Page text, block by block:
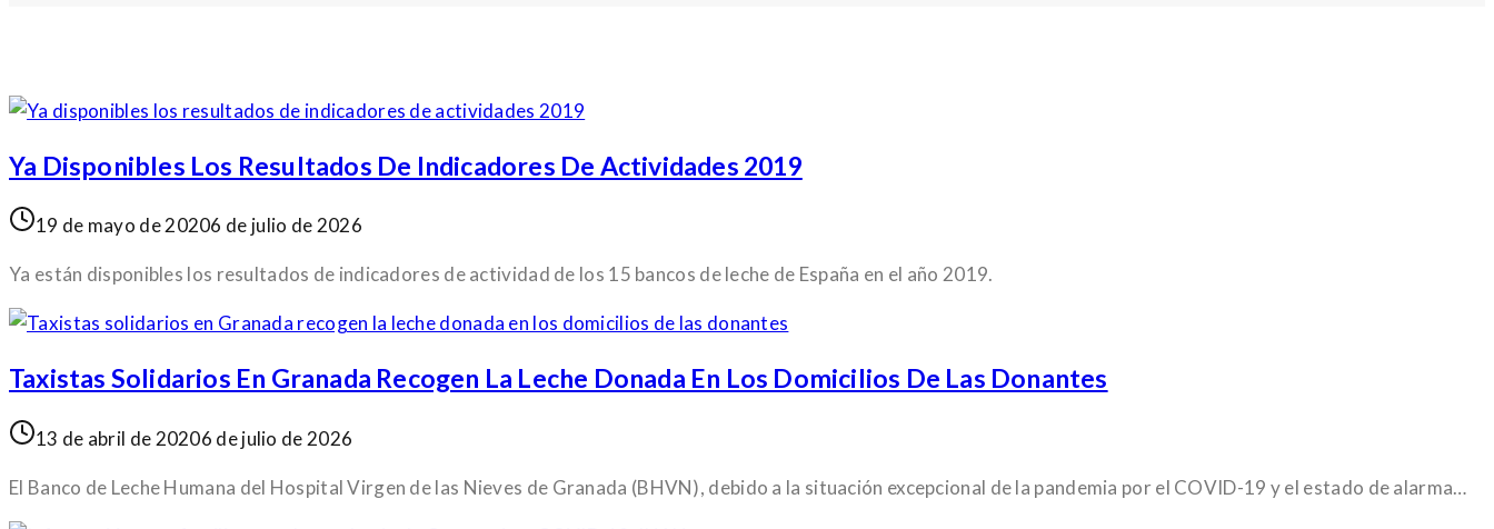
Ya Disponibles Los Resultados De Indicadores De Actividades 2019
19 de mayo de 20206 de julio de 2026
Ya están disponibles los resultados de indicadores de actividad de los 15 bancos de leche de España en el año 2019.
Taxistas Solidarios En Granada Recogen La Leche Donada En Los Domicilios De Las Donantes
13 de abril de 20206 de julio de 2026
El Banco de Leche Humana del Hospital Virgen de las Nieves de Granada (BHVN), debido a la situación excepcional de la pandemia por el COVID-19 y el estado de alarma…